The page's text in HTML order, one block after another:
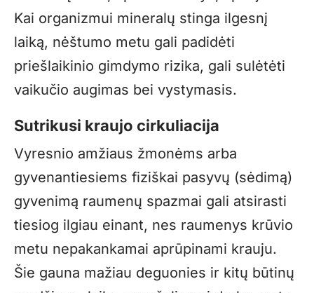
Kai organizmui mineralų stinga ilgesnį
laiką, nėštumo metu gali padidėti
priešlaikinio gimdymo rizika, gali sulėtėti
vaikučio augimas bei vystymasis.
Sutrikusi kraujo cirkuliacija
Vyresnio amžiaus žmonėms arba
gyvenantiesiems fiziškai pasyvų (sėdimą)
gyvenimą raumenų spazmai gali atsirasti
tiesiog ilgiau einant, nes raumenys krūvio
metu nepakankamai aprūpinami krauju.
Šie gauna mažiau deguonies ir kitų būtinų